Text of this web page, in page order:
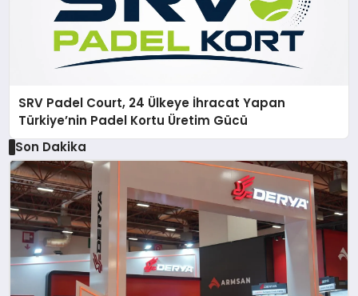
SRV Padel Court, 24 Ülkeye İhracat Yapan
Türkiye’nin Padel Kortu Üretim Gücü
Son Dakika